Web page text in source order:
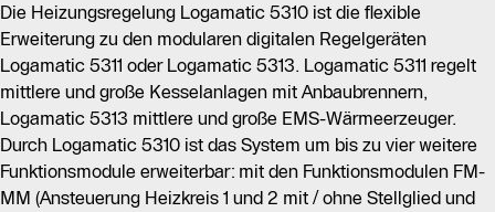
Mit Logamatic 5310 können bis zu vier
Funktionsmodule hinzugefügt werden, darunter die
Ansteuerung von Heizkreisen und
Warmwasserfunktionen. Das System lässt sich einfach
durch bauseitige Komponenten erweitern, und alle
Systemkomponenten von Buderus sind optimal
aufeinander abgestimmt.
Die Heizungsregelung Logamatic 5310 ist die flexible
Erweiterung zu den modularen digitalen Regelgeräten
Logamatic 5311 oder Logamatic 5313. Logamatic 5311 regelt
mittlere und große Kesselanlagen mit Anbaubrennern,
Logamatic 5313 mittlere und große EMS-Wärmeerzeuger.
Durch Logamatic 5310 ist das System um bis zu vier weitere
Funktionsmodule erweiterbar: mit den Funktionsmodulen FM-
MM (Ansteuerung Heizkreis 1 und 2 mit / ohne Stellglied und